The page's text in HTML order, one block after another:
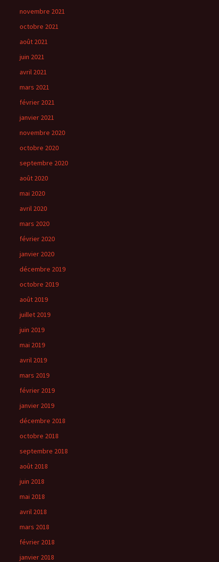
novembre 2021
octobre 2021
août 2021
juin 2021
avril 2021
mars 2021
février 2021
janvier 2021
novembre 2020
octobre 2020
septembre 2020
août 2020
mai 2020
avril 2020
mars 2020
février 2020
janvier 2020
décembre 2019
octobre 2019
août 2019
juillet 2019
juin 2019
mai 2019
avril 2019
mars 2019
février 2019
janvier 2019
décembre 2018
octobre 2018
septembre 2018
août 2018
juin 2018
mai 2018
avril 2018
mars 2018
février 2018
janvier 2018